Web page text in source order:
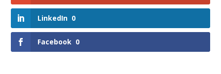
LinkedIn 0
Facebook 0